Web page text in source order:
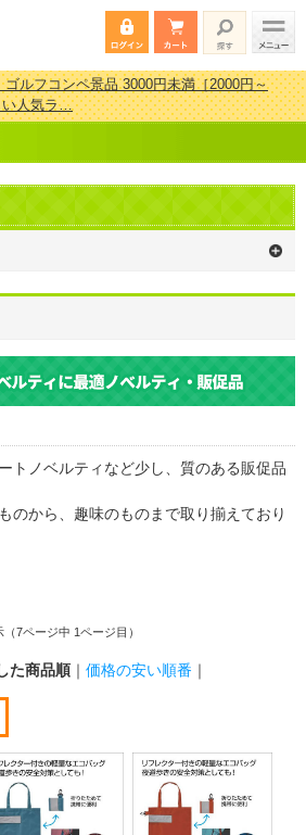
ゴルフコンペ景品 3000円未満［2000円～
い人気ラ…
結婚式の二次会で貰って嬉しい景品とは？ 更
ゴルフコンペ景品 3000円未満［2000円～
い人気ラ…
トノベルティなど少し、質のある販促品
のから、趣味のものまで取り揃えており
7ページ中 1ページ目）
た商品順 ｜ 価格の安い順番 ｜